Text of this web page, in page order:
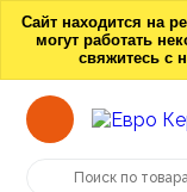
Сайт находится на
могут работать
свяжитесь с